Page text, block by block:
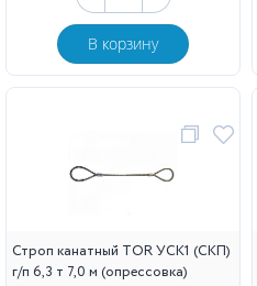
В корзину
Строп канатный TOR УСК1 (СКП)
г/п 6,3 т 7,0 м (опрессовка)